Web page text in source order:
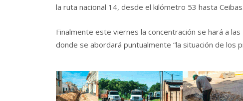
la ruta nacional 14, desde el kilómetro 53 hasta Ceibas.
Finalmente este viernes la concentración se hará a
donde se abordará puntualmente “la situación de los